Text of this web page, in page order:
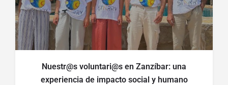
Nuestr@s voluntari@s en Zanzíbar: una
experiencia de impacto social y humano